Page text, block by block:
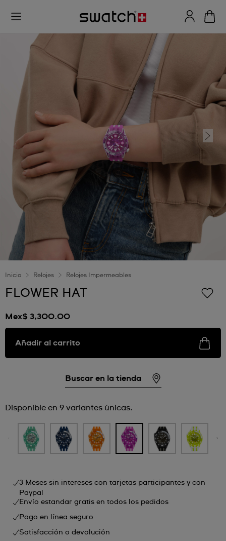
Inicio Relojes Relojes Impermeables
FLOWER HAT
Mex$ 3,300.00
Añadir al carrito
Buscar en la tienda
Disponible en 9 variantes únicas.
3 Meses sin intereses con tarjetas participantes y con
Paypal
Envío estandar gratis en todos los pedidos
Pago en línea seguro
Satisfacción o devolución